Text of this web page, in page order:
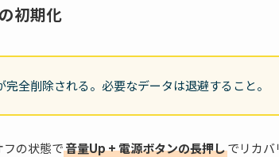
初期化
全削除される。必要なデータは退避すること。
の状態で音量Up + 電源ボタンの長押しでリカバ